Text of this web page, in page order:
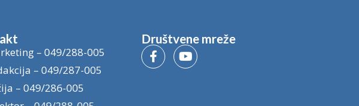
– 049/288-005
– 049/287-005
– 049/286-005
Društvene mreže